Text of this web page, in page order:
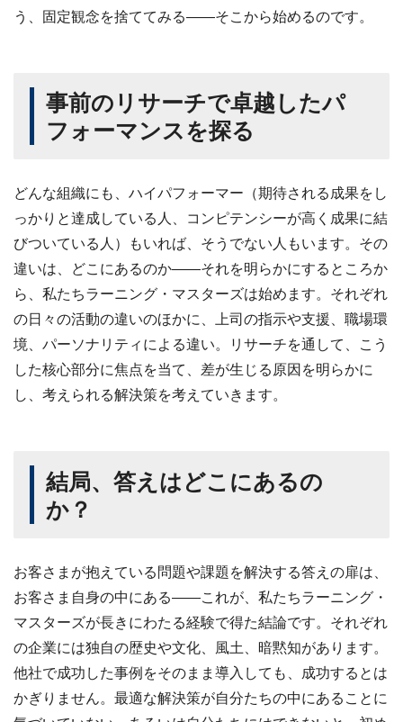
う、固定観念を捨ててみる――そこから始めるのです。
事前のリサーチで卓越したパ
フォーマンスを探る
どんな組織にも、ハイパフォーマー（期待される成果をし
っかりと達成している人、コンピテンシーが高く成果に結
びついている人）もいれば、そうでない人もいます。その
違いは、どこにあるのか――それを明らかにするところか
ら、私たちラーニング・マスターズは始めます。それぞれ
の日々の活動の違いのほかに、上司の指示や支援、職場環
境、パーソナリティによる違い。リサーチを通して、こう
した核心部分に焦点を当て、差が生じる原因を明らかに
し、考えられる解決策を考えていきます。
結局、答えはどこにあるの
か？
お客さまが抱えている問題や課題を解決する答えの扉は、
お客さま自身の中にある――これが、私たちラーニング・
マスターズが長きにわたる経験で得た結論です。それぞれ
の企業には独自の歴史や文化、風土、暗黙知があります。
他社で成功した事例をそのまま導入しても、成功するとは
かぎりません。最適な解決策が自分たちの中にあることに